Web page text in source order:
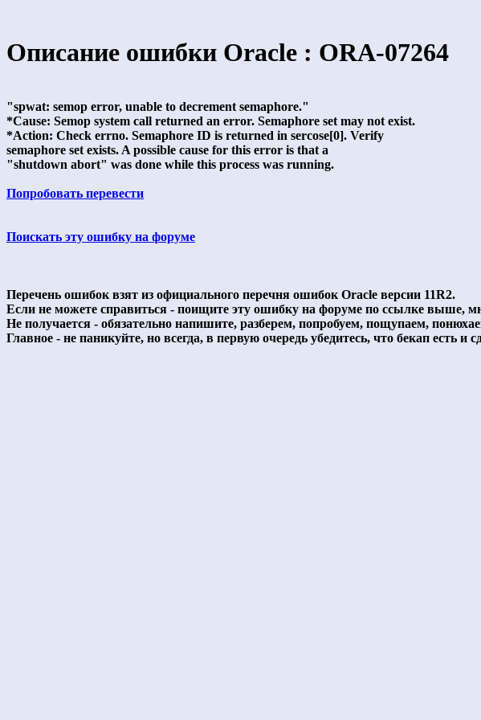
Описание ошибки Oracle : ORA-07264
"spwat: semop error, unable to decrement semaphore."
*Cause: Semop system call returned an error. Semaphore set may not exist.
*Action: Check errno. Semaphore ID is returned in sercose[0]. Verify
semaphore set exists. A possible cause for this error is that a
"shutdown abort" was done while this process was running.
Попробовать перевести
Поискать эту ошибку на форуме
Перечень ошибок взят из официального перечня ошибок Oracle версии 11R2.
Если не можете справиться - поищите эту ошибку на форуме по ссылке выше,
Не получается - обязательно напишите, разберем, попробуем, пощупаем,
Главное - не паникуйте, но всегда, в первую очередь убедитесь, что бекап есть и